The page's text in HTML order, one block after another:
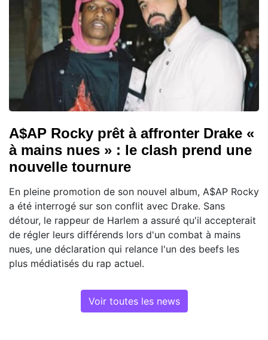
A$AP Rocky prêt à affronter Drake «
à mains nues » : le clash prend une
nouvelle tournure
En pleine promotion de son nouvel album, A$AP Rocky
a été interrogé sur son conflit avec Drake. Sans
détour, le rappeur de Harlem a assuré qu'il accepterait
de régler leurs différends lors d'un combat à mains
nues, une déclaration qui relance l'un des beefs les
plus médiatisés du rap actuel.
Voir toutes les news